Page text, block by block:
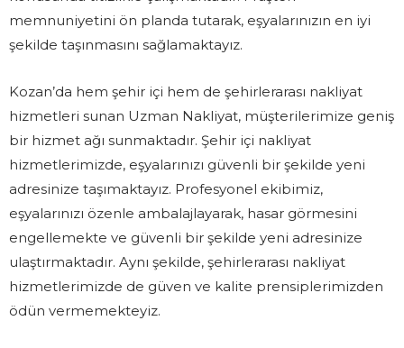
memnuniyetini ön planda tutarak, eşyalarınızın en iyi
şekilde taşınmasını sağlamaktayız.
Kozan’da hem şehir içi hem de şehirlerarası nakliyat
hizmetleri sunan Uzman Nakliyat, müşterilerimize geniş
bir hizmet ağı sunmaktadır. Şehir içi nakliyat
hizmetlerimizde, eşyalarınızı güvenli bir şekilde yeni
adresinize taşımaktayız. Profesyonel ekibimiz,
eşyalarınızı özenle ambalajlayarak, hasar görmesini
engellemekte ve güvenli bir şekilde yeni adresinize
ulaştırmaktadır. Aynı şekilde, şehirlerarası nakliyat
hizmetlerimizde de güven ve kalite prensiplerimizden
ödün vermemekteyiz.